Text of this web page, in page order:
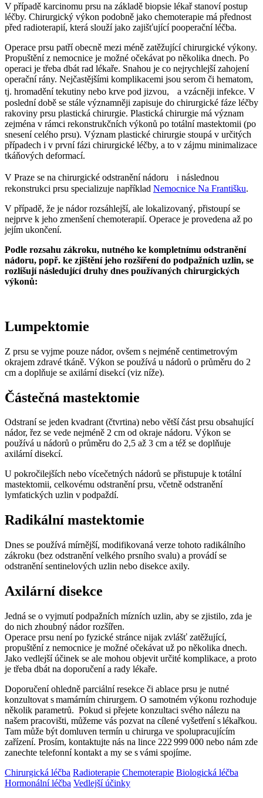
V případě karcinomu prsu na základě biopsie lékař stanoví postup
léčby. Chirurgický výkon podobně jako chemoterapie má přednost
před radioterapií, která slouží jako zajišťující pooperační léčba.
Operace prsu patří obecně mezi méně zatěžující chirurgické výkony.
Propuštění z nemocnice je možné očekávat po několika dnech. Po
operaci je třeba dbát rad lékaře. Snahou je co nejrychlejší zahojení
operační rány. Nejčastějšími komplikacemi jsou serom či hematom,
tj. hromadění tekutiny nebo krve pod jizvou, a vzácněji infekce. V
poslední době se stále významněji zapisuje do chirurgické fáze léčby
rakoviny prsu plastická chirurgie. Plastická chirurgie má význam
zejména v rámci rekonstrukčních výkonů po totální mastektomii (po
snesení celého prsu). Význam plastické chirurgie stoupá v určitých
případech i v první fázi chirurgické léčby, a to v zájmu minimalizace
tkáňových deformací.
V Praze se na chirurgické odstranění nádoru i následnou
rekonstrukci prsu specializuje například Nemocnice Na Františku.
V případě, že je nádor rozsáhlejší, ale lokalizovaný, přistoupí se
nejprve k jeho zmenšení chemoterapií. Operace je provedena až po
jejím ukončení.
Podle rozsahu zákroku, nutného ke kompletnímu odstranění
nádoru, popř. ke zjištění jeho rozšíření do podpažních uzlin, se
rozlišují následující druhy dnes používaných chirurgických
výkonů:
Lumpektomie
Z prsu se vyjme pouze nádor, ovšem s nejméně centimetrovým
okrajem zdravé tkáně. Výkon se používá u nádorů o průměru do 2
cm a doplňuje se axilární disekcí (viz níže).
Částečná mastektomie
Odstraní se jeden kvadrant (čtvrtina) nebo větší část prsu obsahující
nádor, řez se vede nejméně 2 cm od okraje nádoru. Výkon se
používá u nádorů o průměru do 2,5 až 3 cm a též se doplňuje
axilární disekcí.
U pokročilejších nebo vícečetných nádorů se přistupuje k totální
mastektomii, celkovému odstranění prsu, včetně odstranění
lymfatických uzlin v podpaždí.
Radikální mastektomie
Dnes se používá mírnější, modifikovaná verze tohoto radikálního
zákroku (bez odstranění velkého prsního svalu) a provádí se
odstranění sentinelových uzlin nebo disekce axily.
Axilární disekce
Jedná se o vyjmutí podpažních mízních uzlin, aby se zjistilo, zda je
do nich zhoubný nádor rozšířen.
Operace prsu není po fyzické stránce nijak zvlášť zatěžující,
propuštění z nemocnice je možné očekávat už po několika dnech.
Jako vedlejší účinek se ale mohou objevit určité komplikace, a proto
je třeba dbát na doporučení a rady lékaře.
Doporučení ohledně parciální resekce či ablace prsu je nutné
konzultovat s mamárním chirurgem. O samotném výkonu rozhoduje
několik parametrů. Pokud si přejete konzultaci svého nálezu na
našem pracovišti, můžeme vás pozvat na cílené vyšetření s lékařkou.
Tam může být domluven termín u chirurga ve spolupracujícím
zařízení. Prosím, kontaktujte nás na lince 222 999 000 nebo nám zde
zanechte telefonní kontakt a my se s vámi spojíme.
Chirurgická léčba Radioterapie Chemoterapie Biologická léčba
Hormonální léčba Vedlejší účinky